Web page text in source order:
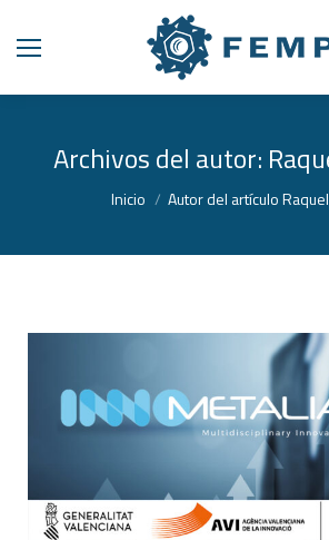
Archivos del autor:
Estás aquí:
Inicio Autor del artículo